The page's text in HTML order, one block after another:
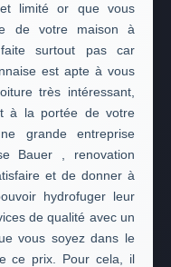
limité or que vous
de votre maison à
surtout pas car
est apte à vous
très intéressant,
à la portée de votre
grande entreprise
Bauer , renovation
et de donner à
hydrofuger leur
de qualité avec un
vous soyez dans le
ce prix. Pour cela, il